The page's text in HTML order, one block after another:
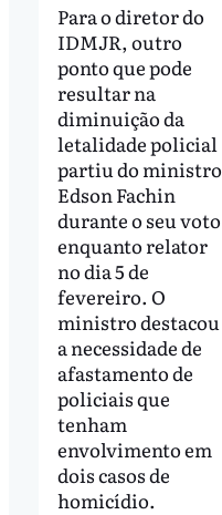
Para o diretor do
IDMJR, outro
ponto que pode
resultar na
diminuição da
letalidade policial
partiu do ministro
Edson Fachin
durante o seu voto
enquanto relator
no dia 5 de
fevereiro. O
ministro destacou
a necessidade de
afastamento de
policiais que
tenham
envolvimento em
dois casos de
homicídio.